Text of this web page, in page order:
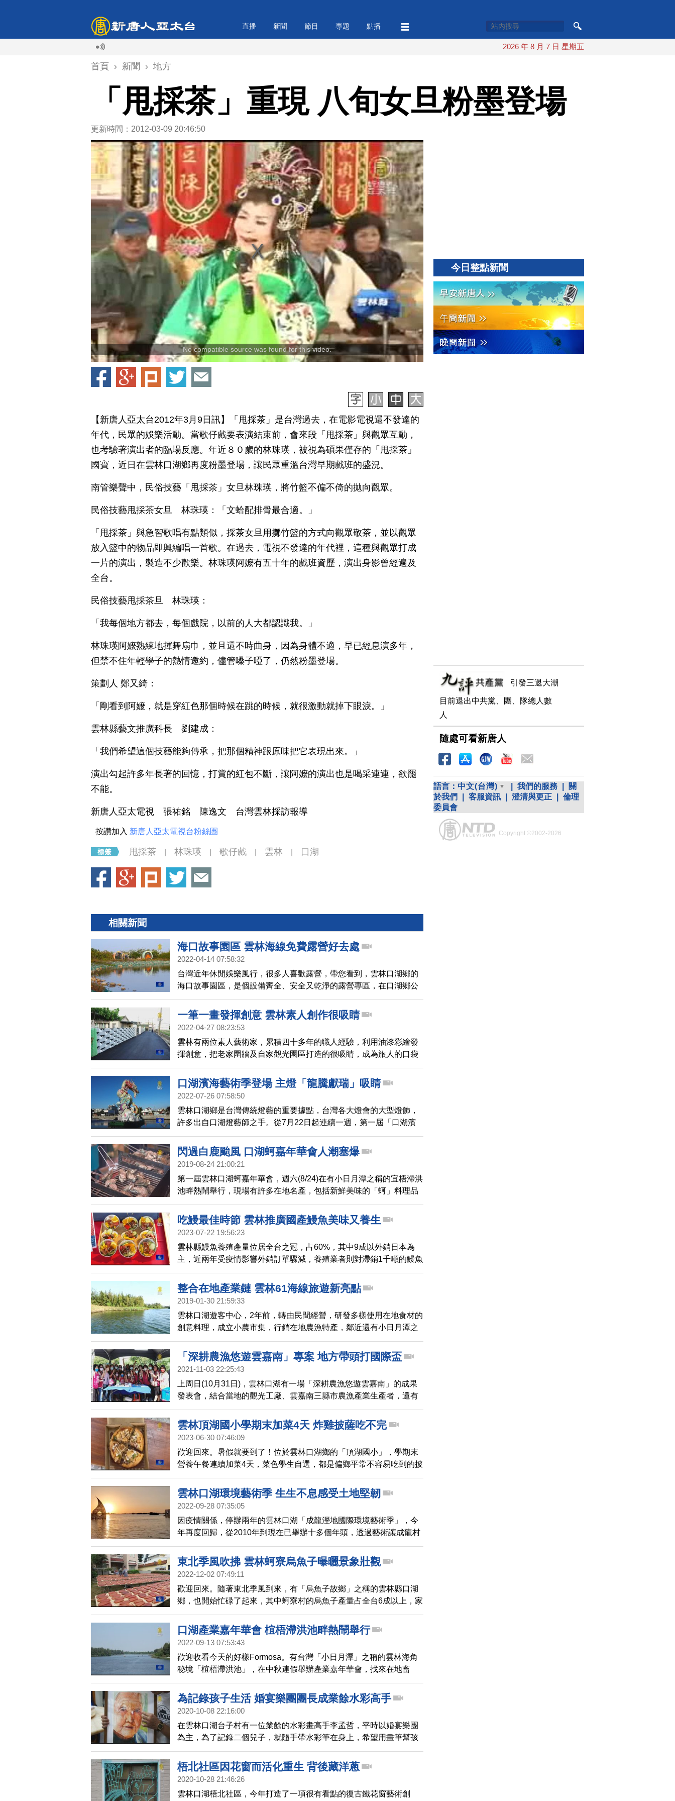
直播 新聞 節目 專題 點播
2026 年 8 月 7 日 星期五
首頁 › 新聞 › 地方
「甩採茶」重現 八旬女旦粉墨登場
更新時間：2012-03-09 20:46:50
No compatible source was found for this video.
【新唐人亞太台2012年3月9日訊】「甩採茶」是台灣過去，在電影電視還不發達的
年代，民眾的娛樂活動。當歌仔戲要表演結束前，會來段「甩採茶」與觀眾互動，
也考驗著演出者的臨場反應。年近８０歲的林珠瑛，被視為碩果僅存的「甩採茶」
國寶，近日在雲林口湖鄉再度粉墨登場，讓民眾重溫台灣早期戲班的盛況。
南管樂聲中，民俗技藝「甩採茶」女旦林珠瑛，將竹籃不偏不倚的拋向觀眾。
民俗技藝甩採茶女旦 林珠瑛：「文蛤配排骨最合適。」
「甩採茶」與急智歌唱有點類似，採茶女旦用擲竹籃的方式向觀眾敬茶，並以觀眾
放入籃中的物品即興編唱一首歌。在過去，電視不發達的年代裡，這種與觀眾打成
一片的演出，製造不少歡樂。林珠瑛阿嬤有五十年的戲班資歷，演出身影曾經遍及
全台。
民俗技藝甩採茶旦 林珠瑛：
「我每個地方都去，每個戲院，以前的人大都認識我。」
林珠瑛阿嬤熟練地揮舞扇巾，並且還不時曲身，因為身體不適，早已經息演多年，
但禁不住年輕學子的熱情邀約，儘管嗓子啞了，仍然粉墨登場。
策劃人 鄭又綺：
「剛看到阿嬤，就是穿紅色那個時候在跳的時候，就很激動就掉下眼淚。」
雲林縣藝文推廣科長 劉建成：
「我們希望這個技藝能夠傳承，把那個精神跟原味把它表現出來。」
演出勾起許多年長著的回憶，打賞的紅包不斷，讓阿嬤的演出也是喝采連連，欲罷
不能。
新唐人亞太電視 張祐銘 陳逸文 台灣雲林採訪報導
按讚加入 新唐人亞太電視台粉絲團
甩採茶 林珠瑛 歌仔戲 雲林 口湖
相關新聞
海口故事園區 雲林海線免費露營好去處
2022-04-14 07:58:32
台灣近年休閒娛樂風行，很多人喜歡露營，帶您看到，雲林口湖鄉的
海口故事園區，是個設備齊全、安全又乾淨的露營專區，在口湖鄉公
所努力下，去年完成地目變更，後續將委外經營開放，但「免費」的
小確幸之後就沒有了。
一筆一畫發揮創意 雲林素人創作很吸睛
2022-04-27 08:23:53
雲林有兩位素人藝術家，累積四十多年的職人經驗，利用油漆彩繪發
揮創意，把老家圍牆及自家觀光園區打造的很吸睛，成為旅人的口袋
秘境。
口湖濱海藝術季登場 主燈「龍騰獻瑞」吸睛
2022-07-26 07:58:50
雲林口湖鄉是台灣傳統燈藝的重要據點，台灣各大燈會的大型燈飾，
許多出自口湖燈藝師之手。從7月22日起連續一週，第一屆「口湖濱
海藝術季」登場，展出二十多座傳統花燈，其中兩座大型花燈，搭配
美麗的聲光秀，希望配合地方廟宇慶典，讓旅外遊子返鄉時，可以一
起欣賞花燈之美。
閃過白鹿颱風 口湖蚵嘉年華會人潮塞爆
2019-08-24 21:00:21
第一屆雲林口湖蚵嘉年華會，週六(8/24)在有小日月潭之稱的宜梧滯洪
池畔熱鬧舉行，現場有許多在地名產，包括新鮮美味的「蚵」料理品
嚐，雖然碰到白鹿颱風來襲，但是影響不大，民眾還是大排長龍，要
來大吃一頓。
吃鰻最佳時節 雲林推廣國產鰻魚美味又養生
2023-07-22 19:56:23
雲林縣鰻魚養殖產量位居全台之冠，占60%，其中9成以外銷日本為
主，近兩年受疫情影響外銷訂單驟減，養殖業者則對滯銷1千噸的鰻魚
憂心忡忡，雲林縣政府22日與農委會漁業署合作，一同推廣台灣國產
鰻。
整合在地產業鏈 雲林61海線旅遊新亮點
2019-01-30 21:59:33
雲林口湖遊客中心，2年前，轉由民間經營，研發多樣使用在地食材的
創意料理，成立小農市集，行銷在地農漁特產，鄰近還有小日月潭之
稱的宜梧滯洪池，結合四湖鄉三條崙海水浴場、箔仔寮好神氣彩繪
村，3景點連成一線，成為61線道新興的旅遊線。
「深耕農漁悠遊雲嘉南」專案 地方帶頭打國際盃
2021-11-03 22:25:43
上周日(10月31日)，雲林口湖有一場「深耕農漁悠遊雲嘉南」的成果
發表會，結合當地的觀光工廠、雲嘉南三縣市農漁產業生產者，還有
社區團體，舉辦小農市集，也宣布準備好打國際盃，邀國外遊客前來
體驗小旅行。
雲林頂湖國小學期末加菜4天 炸雞披薩吃不完
2023-06-30 07:46:09
歡迎回來。暑假就要到了！位於雲林口湖鄉的「頂湖國小」，學期末
營養午餐連續加菜4天，菜色學生自選，都是偏鄉平常不容易吃到的披
薩、炸雞等速食套餐，小朋友吃不完還可以打包帶回家，讓家長見到
也直呼「吃這麼好？」甚至連晚餐都不用煮了。
雲林口湖環境藝術季 生生不息感受土地堅韌
2022-09-28 07:35:05
因疫情關係，停辦兩年的雲林口湖「成龍溼地國際環境藝術季」，今
年再度回歸，從2010年到現在已舉辦十多個年頭，透過藝術讓成龍村
重新出發，也透過藝術讓村民重新思考與環境的關係 。
東北季風吹拂 雲林蚵寮烏魚子曝曬景象壯觀
2022-12-02 07:49:11
歡迎回來。隨著東北季風到來，有「烏魚子故鄉」之稱的雲林縣口湖
鄉，也開始忙碌了起來，其中蚵寮村的烏魚子產量占全台6成以上，家
家戶戶都忙著曬烏魚子。不過業者提到，今年野生的數量少，人工飼
養的情況也越來越差，有的人也開始進口烏魚卵來製作，要想吃到台
灣道地的烏魚子，可要好好把握了。
口湖產業嘉年華會 椬梧滯洪池畔熱鬧舉行
2022-09-13 07:53:43
歡迎收看今天的好樣Formosa。有台灣「小日月潭」之稱的雲林海角
秘境「椬梧滯洪池」，在中秋連假舉辦產業嘉年華會，找來在地畜
產、養殖等行業擺攤，吸引許多遊客。
為記錄孩子生活 婚宴樂團團長成業餘水彩高手
2020-10-08 22:16:00
在雲林口湖台子村有一位業餘的水彩畫高手李孟哲，平時以婚宴樂團
為主，為了記錄二個兒子，就隨手帶水彩筆在身上，希望用畫筆幫孩
子做記錄，也讓全家擁有色彩繽紛的生活。
梧北社區因花窗而活化重生 背後藏洋蔥
2020-10-28 21:46:26
雲林口湖梧北社區，今年打造了一項很有看點的復古鐵花窗藝術創
今日整點新聞
引發三退大潮
目前退出中共黨、團、隊總人數
人
隨處可看新唐人
語言： 中文(台灣) 我們的服務
關
於我們
客服資訊 澄清與更正
倫理
委員會
Copyright ©2002-2026